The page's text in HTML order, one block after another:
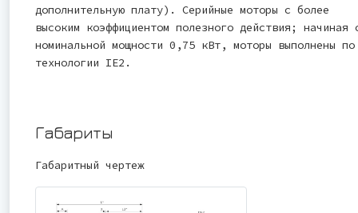
дополнительную плату). Серийные моторы с более
высоким коэффициентом полезного действия; начиная
номинальной мощности 0,75 кВт, моторы выполнены по
технологии IE2.
Габариты
Габаритный чертеж